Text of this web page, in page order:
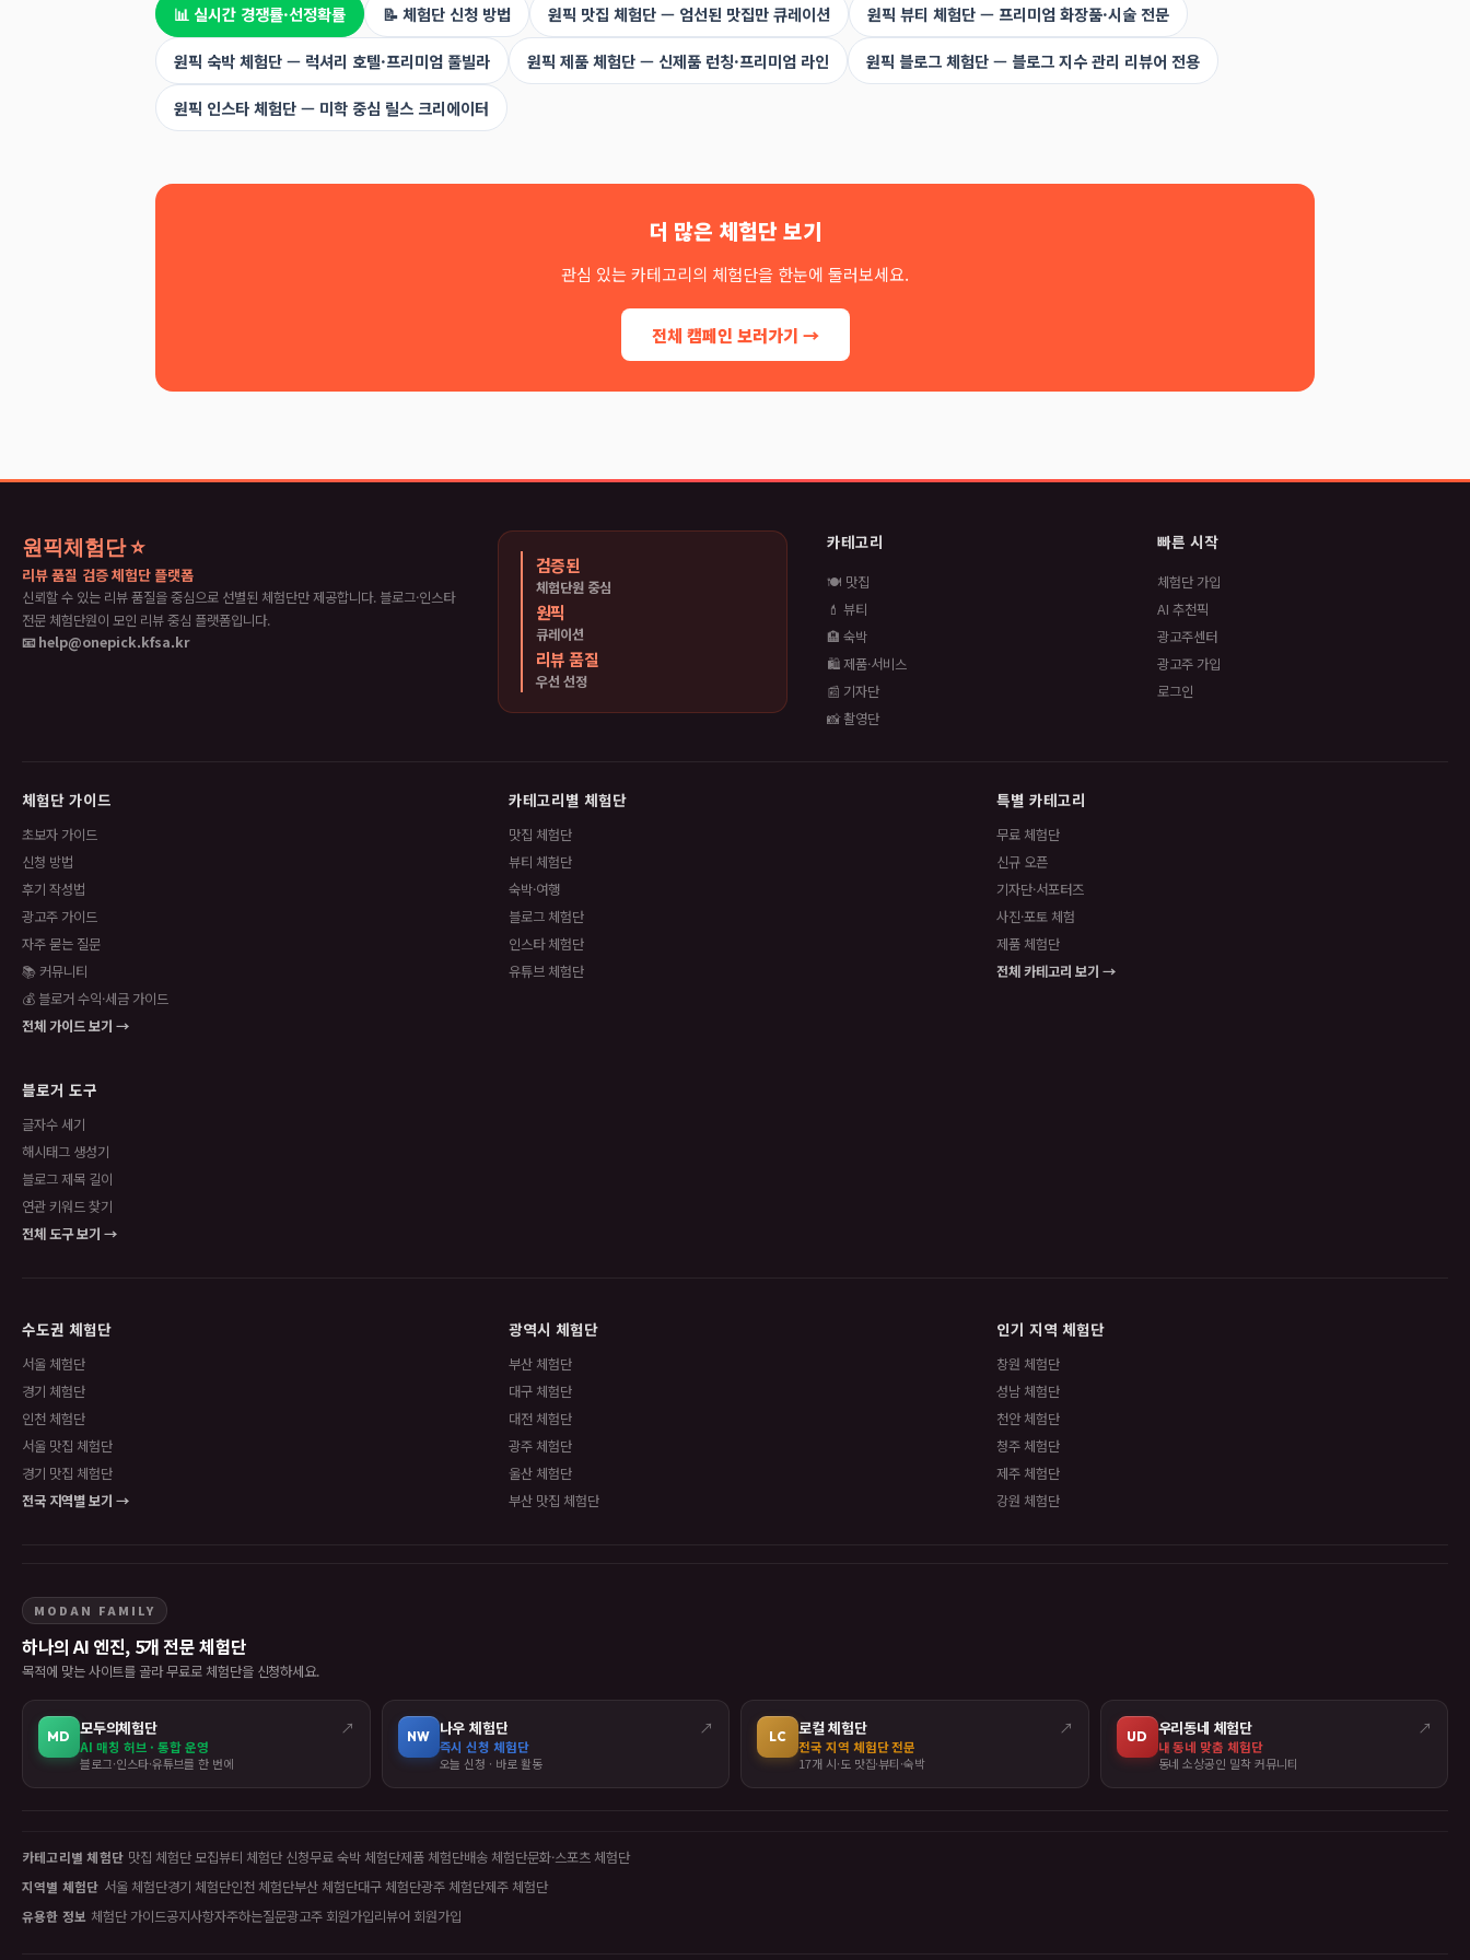
📊 실시간 경쟁률·선정확률 📝 체험단 신청 방법 원픽 맛집 체험단 — 엄선된 맛집만 큐레이션 원픽 뷰티 체험단 — 프리미엄 화장품·시술 전문
원픽 숙박 체험단 — 럭셔리 호텔·프리미엄 풀빌라 원픽 제품 체험단 — 신제품 런칭·프리미엄 라인 원픽 블로그 체험단 — 블로그 지수 관리 리뷰어 전용
원픽 인스타 체험단 — 미학 중심 릴스 크리에이터
더 많은 체험단 보기
관심 있는 카테고리의 체험단을 한눈에 둘러보세요.
전체 캠페인 보러가기 →
원픽체험단 ⭐
리뷰 품질 검증 체험단 플랫폼
신뢰할 수 있는 리뷰 품질을 중심으로 선별된 체험단만 제공합니다. 블로그·인스타
전문 체험단원이 모인 리뷰 중심 플랫폼입니다.
📧 help@onepick.kfsa.kr
검증된
체험단원 중심
원픽
큐레이션
리뷰 품질
우선 선정
카테고리
🍽️ 맛집
💄 뷰티
🏨 숙박
🛍️ 제품·서비스
📰 기자단
📸 촬영단
빠른 시작
체험단 가입
AI 추천픽
광고주센터
광고주 가입
로그인
체험단 가이드
초보자 가이드
신청 방법
후기 작성법
광고주 가이드
자주 묻는 질문
📚 커뮤니티
💰 블로거 수익·세금 가이드
전체 가이드 보기 →
카테고리별 체험단
맛집 체험단
뷰티 체험단
숙박·여행
블로그 체험단
인스타 체험단
유튜브 체험단
특별 카테고리
무료 체험단
신규 오픈
기자단·서포터즈
사진·포토 체험
제품 체험단
전체 카테고리 보기 →
블로거 도구
글자수 세기
해시태그 생성기
블로그 제목 길이
연관 키워드 찾기
전체 도구 보기 →
수도권 체험단
서울 체험단
경기 체험단
인천 체험단
서울 맛집 체험단
경기 맛집 체험단
전국 지역별 보기 →
광역시 체험단
부산 체험단
대구 체험단
대전 체험단
광주 체험단
울산 체험단
부산 맛집 체험단
인기 지역 체험단
창원 체험단
성남 체험단
천안 체험단
청주 체험단
제주 체험단
강원 체험단
MODAN FAMILY
하나의 AI 엔진, 5개 전문 체험단
목적에 맞는 사이트를 골라 무료로 체험단을 신청하세요.
MD 모두의체험단 ↗
AI 매칭 허브 · 통합 운영
블로그·인스타·유튜브를 한 번에
NW 나우 체험단 ↗
즉시 신청 체험단
오늘 신청 · 바로 활동
LC 로컬 체험단 ↗
전국 지역 체험단 전문
17개 시·도 맛집·뷰티·숙박
UD 우리동네 체험단 ↗
내 동네 맞춤 체험단
동네 소상공인 밀착 커뮤니티
카테고리별 체험단 맛집 체험단 모집뷰티 체험단 신청무료 숙박 체험단제품 체험단배송 체험단문화·스포츠 체험단
지역별 체험단 서울 체험단경기 체험단인천 체험단부산 체험단대구 체험단광주 체험단제주 체험단
유용한 정보 체험단 가이드공지사항자주하는질문광고주 회원가입리뷰어 회원가입